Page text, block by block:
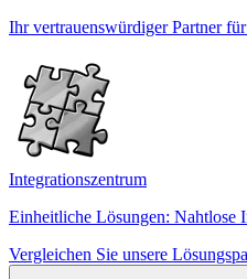
Ihr vertrauenswürdiger Partner
Integrationszentrum
Einheitliche Lösungen: Nahtlose
Vergleichen Sie unsere